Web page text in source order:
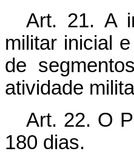
Art. 21. A
militar inicial
de
atividade
Art. 22. O
180 dias.